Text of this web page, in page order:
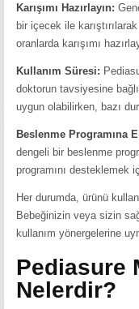
Karışımı Hazırlayın:
bir içecek ile
oranlarda karışımı
Kullanım Süresi:
doktorun tavsiyesine
uygun olabilirken, bazı
Beslenme Programına
dengeli bir beslenme
programını desteklemek
Her durumda, ürünü
Bebeğinizin veya sizin
kullanım yönergelerine
Pediasure
Nelerdir?